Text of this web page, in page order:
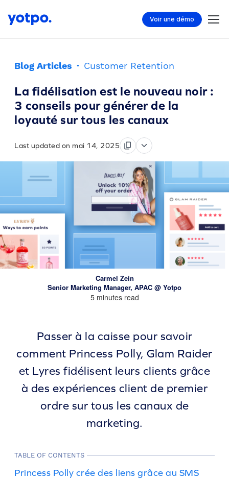
Voir une démo
Blog Articles · Customer Retention
La fidélisation est le nouveau noir :
3 conseils pour générer de la
loyauté sur tous les canaux
Last updated on mai 14, 2025
Carmel Zein
Senior Marketing Manager, APAC @ Yotpo
5 minutes read
Passer à la caisse pour savoir
comment Princess Polly, Glam Raider
et Lyres fidélisent leurs clients grâce
à des expériences client de premier
ordre sur tous les canaux de
marketing.
TABLE OF CONTENTS
Princess Polly crée des liens grâce au SMS